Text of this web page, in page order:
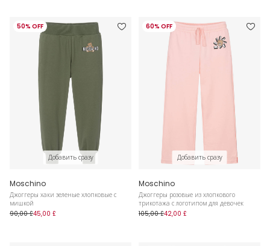
50% OFF
Добавить сразу
Moschino
Джоггеры хаки зеленые хлопковые с
мишкой
90,00 £45,00 £
60% OFF
Добавить сразу
Moschino
Джоггеры розовые из хлопкового
трикотажа с логотипом для девочек
105,00 £42,00 £